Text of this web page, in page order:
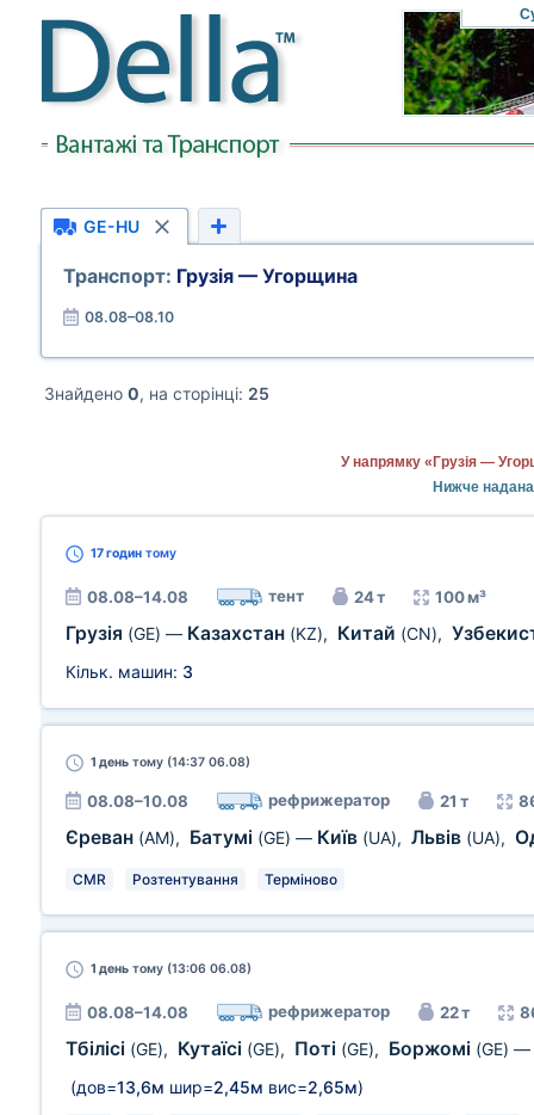
GE-HU
Транспорт: Грузія — Угорщина
08.08–08.10
Знайдено 0, на сторінці: 25
У напрямку «Грузія —
Нижче надана
17 годин тому
08.08–14.08 тент 24 т 100 м³
Грузія (GE) — Казахстан (KZ), Китай (CN),
Кільк. машин: 3
1 день тому (14:37 06.08)
08.08–10.08 рефрижератор 21 т
Єреван (AM), Батумі (GE) — Київ (UA), Львів (UA),
CMR Розтентування Терміново
1 день тому (13:06 06.08)
08.08–14.08 рефрижератор 22 т
Тбілісі (GE), Кутаїсі (GE), Поті (GE), Боржомі (GE) —
(дов=13,6м шир=2,45м вис=2,65м)